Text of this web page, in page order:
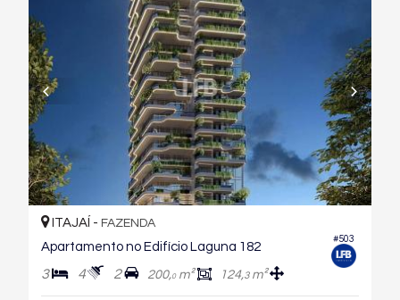
#503
ITAJAÍ - FAZENDA
Apartamento no Edifício Laguna 182
3 4 2 200,0m² 124,3m²